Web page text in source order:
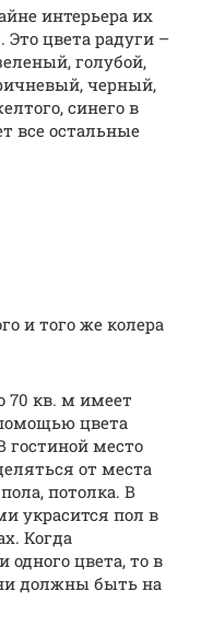
интерьера их
цвета радуги –
голубой,
черный,
синего в
все остальные
и того же колера
70 кв. м имеет
цвета
гостиной место
от места
потолка. В
украсится пол в
Когда
цвета, то в
должны быть на